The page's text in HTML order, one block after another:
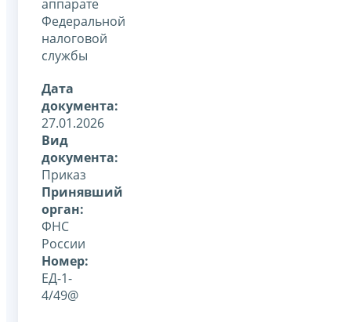
аппарате
Федеральной
налоговой
службы
Дата
документа:
27.01.2026
Вид
документа:
Приказ
Принявший
орган:
ФНС
России
Номер:
ЕД-1-
4/49@